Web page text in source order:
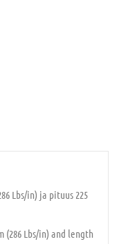
Lbs/in) ja pituus 225
(286 Lbs/in) and length